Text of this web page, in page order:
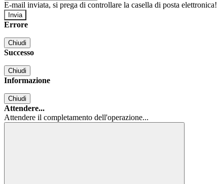
E-mail inviata, si prega di controllare la casella di posta elettronica!
Errore
Chiudi
Successo
Chiudi
Informazione
Chiudi
Attendere...
Attendere il completamento dell'operazione...